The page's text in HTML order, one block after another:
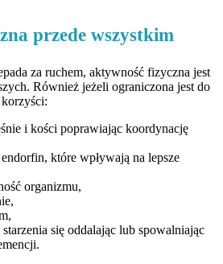
przede wszystkim
za ruchem, aktywność fizyczna jest
Również jeżeli ograniczona jest do
i kości poprawiając koordynację
które wpływają na lepsze
organizmu,
się oddalając lub spowalniając